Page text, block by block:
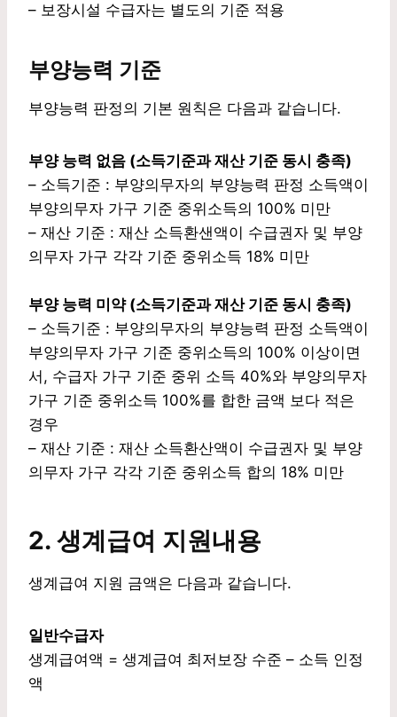
– 보장시설 수급자는 별도의 기준 적용
부양능력 기준
부양능력 판정의 기본 원칙은 다음과 같습니다.
부양 능력 없음 (소득기준과 재산 기준 동시 충족)
– 소득기준 : 부양의무자의 부양능력 판정 소득액이
부양의무자 가구 기준 중위소득의 100% 미만
– 재산 기준 : 재산 소득환샌액이 수급권자 및 부양
의무자 가구 각각 기준 중위소득 18% 미만
부양 능력 미약 (소득기준과 재산 기준 동시 충족)
– 소득기준 : 부양의무자의 부양능력 판정 소득액이
부양의무자 가구 기준 중위소득의 100% 이상이면
서, 수급자 가구 기준 중위 소득 40%와 부양의무자
가구 기준 중위소득 100%를 합한 금액 보다 적은
경우
– 재산 기준 : 재산 소득환산액이 수급권자 및 부양
의무자 가구 각각 기준 중위소득 합의 18% 미만
2. 생계급여 지원내용
생계급여 지원 금액은 다음과 같습니다.
일반수급자
생계급여액 = 생계급여 최저보장 수준 – 소득 인정
액